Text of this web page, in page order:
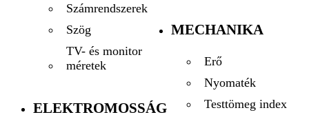
Számrendszerek
Szög
TV- és monitor
méretek
ELEKTROMOSSÁG
MECHANIKA
Erő
Nyomaték
Testtömeg index